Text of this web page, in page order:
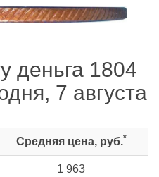
деньга 1804
7 августа
Средняя цена, руб.*
1 963